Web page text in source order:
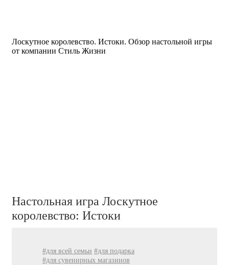
Лоскутное королевство. Истоки. Обзор настольной игры
от компании Стиль Жизни
Настольная игра Лоскутное
королевство: Истоки
#для всей семьи #для подарка
#для сувенирных магазинов